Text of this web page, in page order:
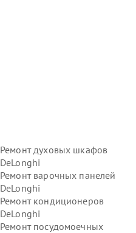
Ремонт духовых шкафов
DeLonghi
Ремонт варочных панелей
DeLonghi
Ремонт кондиционеров
DeLonghi
Ремонт посудомоечных